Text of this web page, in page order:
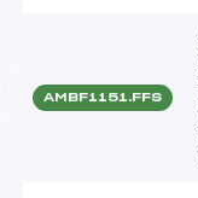
AMBF1151.FFS